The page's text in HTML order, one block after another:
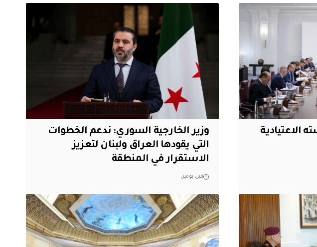
الاعتيادية
وزير الخارجية السوري: ندعم الخطوات
التي يقودها العراق ولبنان لتعزيز
الاستقرار في المنطقة
قبل يومين